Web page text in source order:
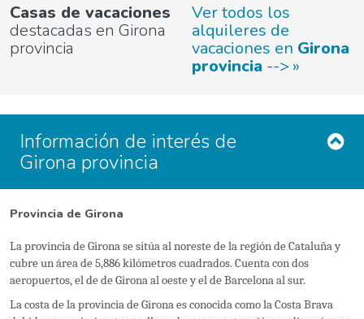
Casas de vacaciones
destacadas en Girona
provincia
Ver todos los
alquileres de
vacaciones en Girona
provincia -->
Información de interés de
Girona provincia
Provincia de Girona
La provincia de Girona se sitúa al noreste de la región de Cataluña y
cubre un área de 5,886 kilómetros cuadrados. Cuenta con dos
aeropuertos, el de de Girona al oeste y el de Barcelona al sur.
La costa de la provincia de Girona es conocida como la Costa Brava